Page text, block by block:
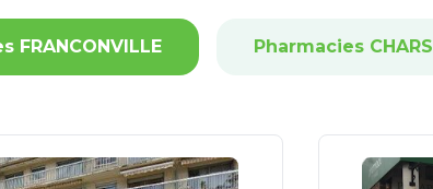
FRANCONVILLE Pharmacies CHARS